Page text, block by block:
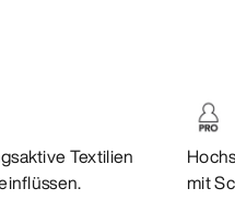
Textilien
mit